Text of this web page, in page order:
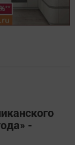
-